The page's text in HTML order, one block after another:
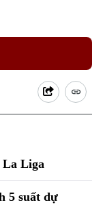
La Liga
5 suất dự